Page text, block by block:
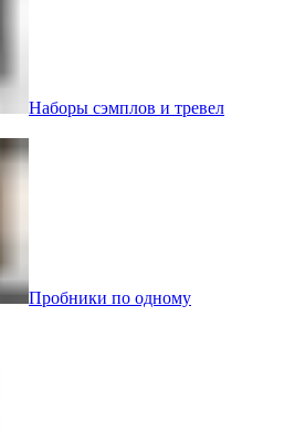
Наборы сэмплов и тревел
Пробники по одному